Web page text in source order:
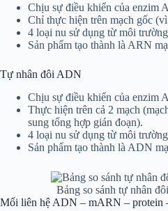
Chịu sự điều khiển của enzim
Chỉ thực hiện trên mạch gốc
4 loại nu sử dụng từ môi
Sản phẩm tạo thành là ARN
Tự nhân đôi ADN
Chịu sự điều khiển của enzim
Thực hiện trên cả 2 mạch
sung tổng hợp gián đoạn).
4 loại nu sử dụng từ môi
Sản phẩm tạo thành là ADN
Bảng so sánh tự nhân
Mối liên hệ ADN – mARN – protein